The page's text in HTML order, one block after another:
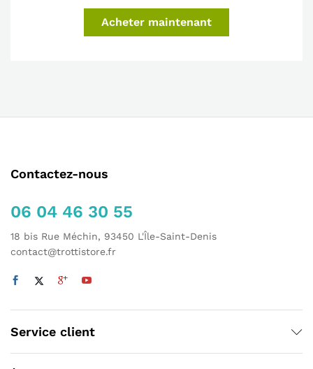
Acheter maintenant
Contactez-nous
06 04 46 30 55
18 bis Rue Méchin, 93450 L'Île-Saint-Denis
contact@trottistore.fr
Service client